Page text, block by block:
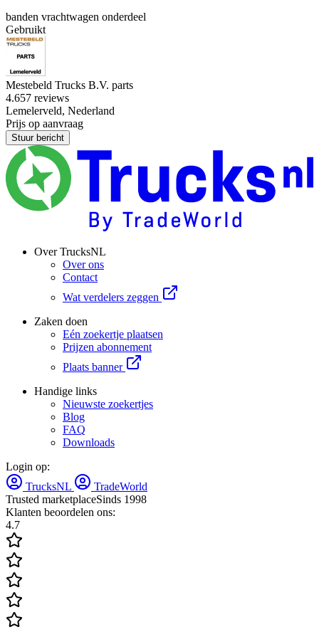
banden vrachtwagen onderdeel
Gebruikt
Mestebeld Trucks B.V. parts
4.657 reviews
Lemelerveld, Nederland
Prijs op aanvraag
Stuur bericht
Over TrucksNL
Over ons
Contact
Wat verdelers zeggen
Zaken doen
Eén zoekertje plaatsen
Prijzen abonnement
Plaats banner
Handige links
Nieuwste zoekertjes
Blog
FAQ
Downloads
Login op:
TrucksNL
TradeWorld
Trusted marketplaceSinds 1998
Klanten beoordelen ons:
4.7